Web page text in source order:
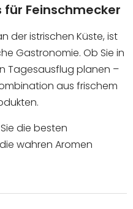
für Feinschmecker
der istrischen Küste, ist
Gastronomie. Ob Sie in
Tagesausflug planen –
aus frischem
die besten
wahren Aromen